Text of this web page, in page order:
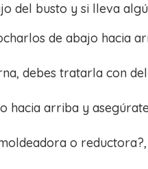
del busto y si lleva
de abajo hacia
debes tratarla con
hacia arriba y
o